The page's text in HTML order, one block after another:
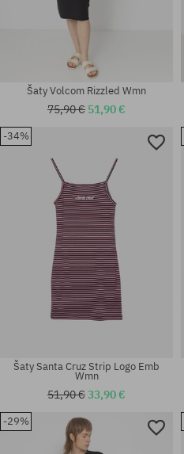
Dostupné veľkosti:
Šaty Volcom Rizzled Wmn
75,90 € 51,90 €
-34%
Šaty Santa Cruz Strip Logo Emb
Wmn
51,90 €33,90 €
-29%